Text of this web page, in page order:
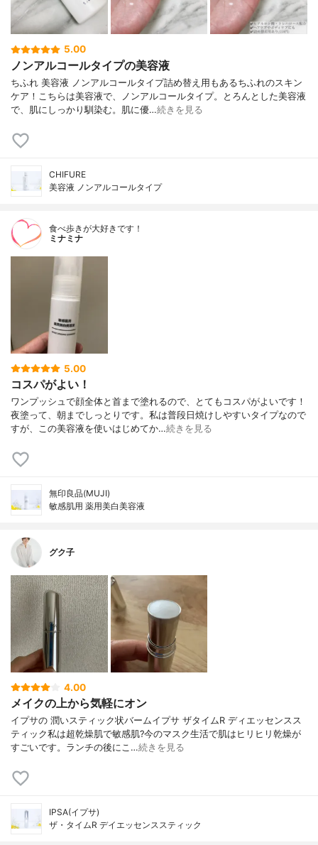
5.00
ノンアルコールタイプの美容液
ちふれ 美容液 ノンアルコールタイプ詰め替え用もあるちふれのスキン
ケア！こちらは美容液で、ノンアルコールタイプ。とろんとした美容液
で、肌にしっかり馴染む。肌に優…続きを見る
CHIFURE
美容液 ノンアルコールタイプ
食べ歩きが大好きです！
ミナミナ
5.00
コスパがよい！
ワンプッシュで顔全体と首まで塗れるので、とてもコスパがよいです！
夜塗って、朝までしっとりです。私は普段日焼けしやすいタイプなので
すが、この美容液を使いはじめてか…続きを見る
無印良品(MUJI)
敏感肌用 薬用美白美容液
グク子
4.00
メイクの上から気軽にオン
イプサの 潤いスティック状バームイプサ ザタイムR ディエッセンスス
ティック私は超乾燥肌で敏感肌?今のマスク生活で肌はヒリヒリ乾燥が
すごいです。ランチの後にこ…続きを見る
IPSA(イプサ)
ザ・タイムR デイエッセンススティック